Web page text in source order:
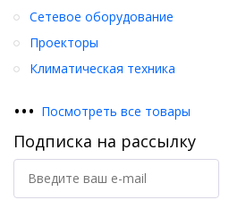
Сетевое оборудование
Проекторы
Климатическая техника
••• Посмотреть все товары
Подписка на рассылку